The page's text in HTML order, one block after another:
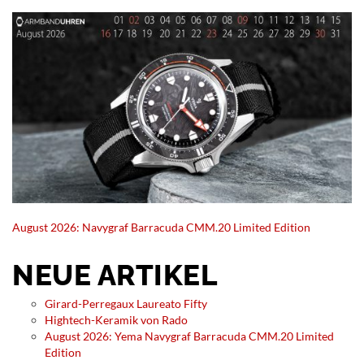
August 2026: Navygraf Barracuda CMM.20 Limited Edition
NEUE ARTIKEL
Girard-Perregaux Laureato Fifty
Hightech-Keramik von Rado
August 2026: Yema Navygraf Barracuda CMM.20 Limited
Edition